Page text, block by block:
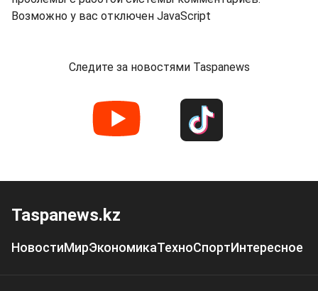
Возможно у вас отключен JavaScript
Следите за новостями Taspanews
Taspanews.kz
НовостиМирЭкономикаТехноСпортИнтересное